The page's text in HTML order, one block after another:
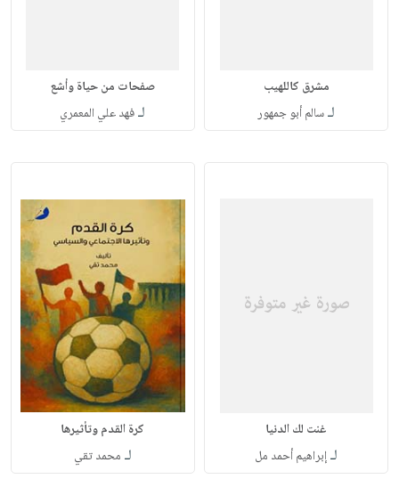
مشرق كاللهيب
لـسالم أبو جمهور
صفحات من حياة وأشع
لـفهد علي المعمري
غنت لك الدنيا
لـإبراهيم أحمد مل
كرة القدم وتأثيرها
لـ محمد تقي